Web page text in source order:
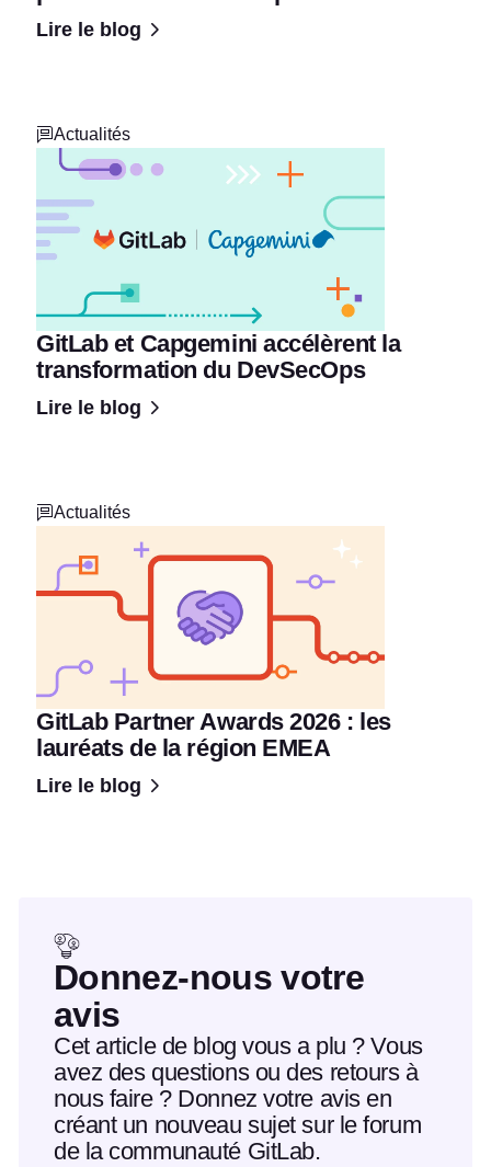
Lire le blog
Actualités
GitLab et Capgemini accélèrent la
transformation du DevSecOps
Lire le blog
Actualités
GitLab Partner Awards 2026 : les
lauréats de la région EMEA
Lire le blog
Donnez-nous votre
avis
Cet article de blog vous a plu ? Vous
avez des questions ou des retours à
nous faire ? Donnez votre avis en
créant un nouveau sujet sur le forum
de la communauté GitLab.